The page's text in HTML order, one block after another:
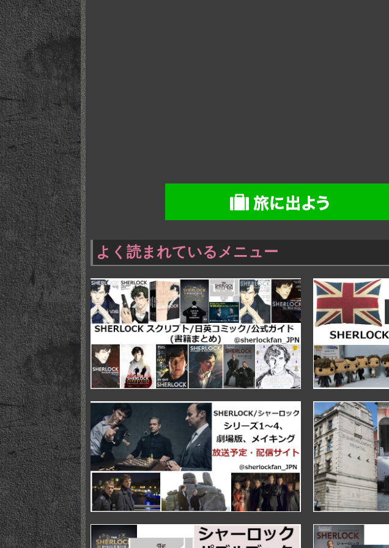
よく読まれているメニュー